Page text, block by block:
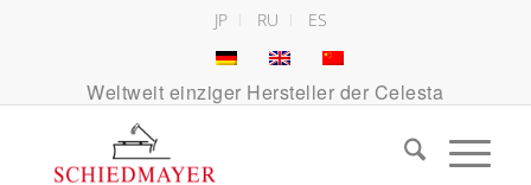
JP RU ES
Weltweit einziger Hersteller der Celesta